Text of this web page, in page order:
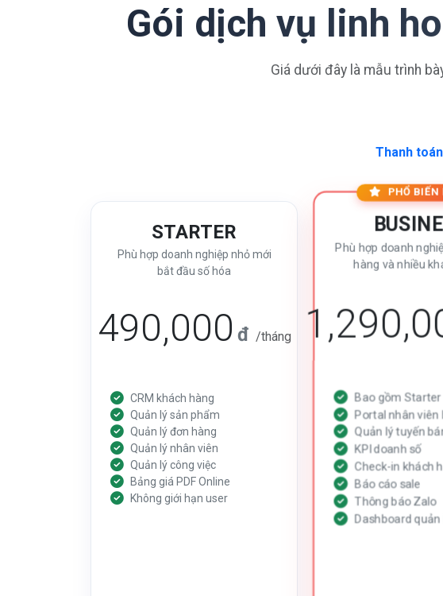
Gói dịch vụ linh
Giá dưới đây là mẫu trình
Thanh
STARTER
Phù hợp doanh nghiệp nhỏ mới
bắt đầu số hóa
490,000 đ /tháng
CRM khách hàng
Quản lý sản phẩm
Quản lý đơn hàng
Quản lý nhân viên
Quản lý công việc
Bảng giá PDF Online
Không giới hạn user
PHỔ BIẾN
Phù hợp doanh
hàng và nhiều
Bao gồm Starter
Portal nhân viên
Quản lý tuyến
KPI doanh số
Check-in khách
Báo cáo sale
Thông báo Zalo
Dashboard quản